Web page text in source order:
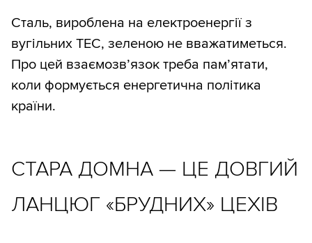
Сталь, вироблена на електроенергії з
вугільних ТЕС, зеленою не вважатиметься.
Про цей взаємозвʼязок треба памʼятати,
коли формується енергетична політика
країни.
СТАРА ДОМНА — ЦЕ ДОВГИЙ
ЛАНЦЮГ «БРУДНИХ» ЦЕХІВ